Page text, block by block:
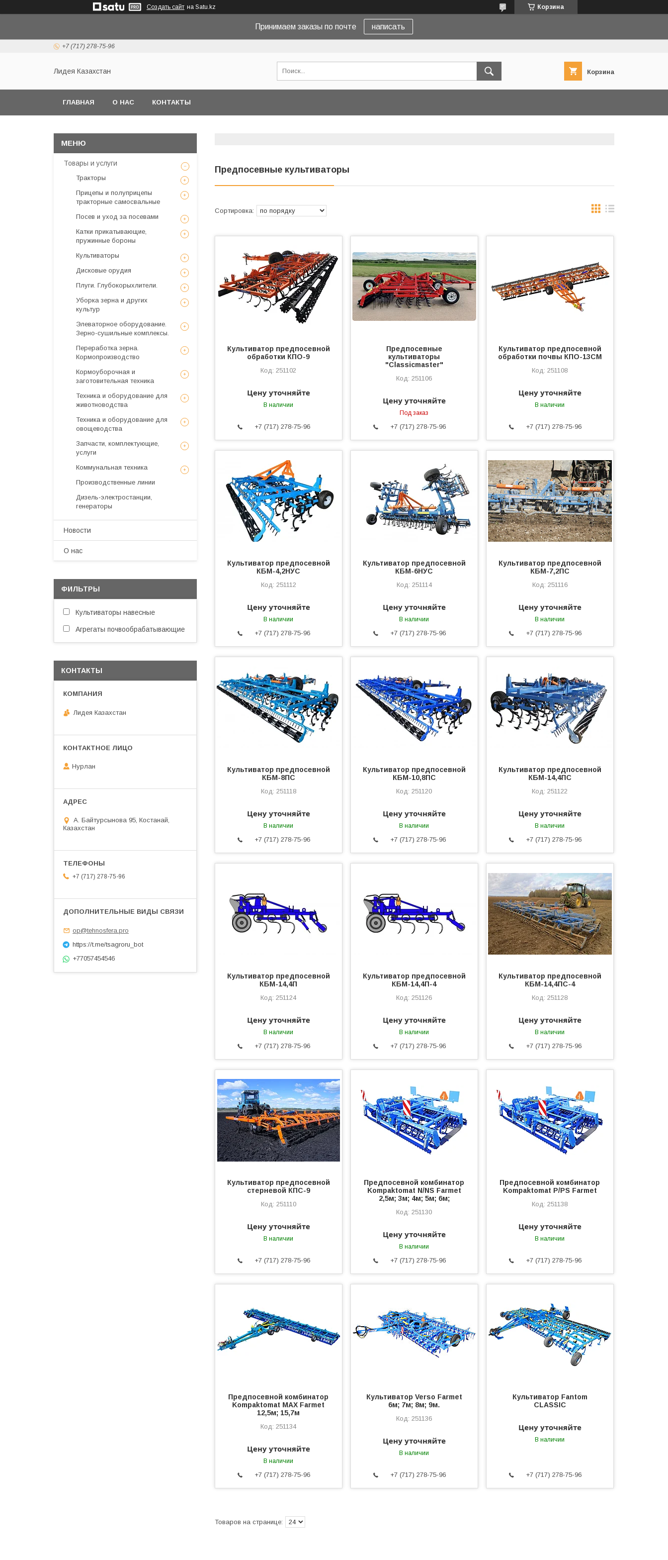
Создать сайт на Satu.kz Корзина
Принимаем заказы по почте написать
+7 (717) 278-75-96
Лидея Казахстан Корзина
ГЛАВНАЯ О НАС КОНТАКТЫ
Предпосевные культиваторы
Культиватор предпосевной
обработки КПО-9
251102
Цену уточняйте
В наличии
+7 (717) 278-75-96
Предпосевные
культиваторы
"Classicmaster"
251106
Цену уточняйте
Под заказ
+7 (717) 278-75-96
Культиватор предпосевной
обработки почвы КПО-13СМ
251108
Цену уточняйте
В наличии
+7 (717) 278-75-96
Культиватор предпосевной
КБМ-4,2НУС
251112
Цену уточняйте
В наличии
+7 (717) 278-75-96
Культиватор предпосевной
КБМ-6НУС
251114
Цену уточняйте
В наличии
+7 (717) 278-75-96
Культиватор предпосевной
КБМ-7,2ПС
251116
Цену уточняйте
В наличии
+7 (717) 278-75-96
Культиватор предпосевной
КБМ-8ПС
251118
Цену уточняйте
В наличии
+7 (717) 278-75-96
Культиватор предпосевной
КБМ-10,8ПС
251120
Цену уточняйте
В наличии
+7 (717) 278-75-96
Культиватор предпосевной
КБМ-14,4ПС
251122
Цену уточняйте
В наличии
+7 (717) 278-75-96
Культиватор предпосевной
КБМ-14,4П
251124
Цену уточняйте
В наличии
+7 (717) 278-75-96
Культиватор предпосевной
КБМ-14,4П-4
251126
Цену уточняйте
В наличии
+7 (717) 278-75-96
Культиватор предпосевной
КБМ-14,4ПС-4
251128
Цену уточняйте
В наличии
+7 (717) 278-75-96
Культиватор предпосевной
стерневой КПС-9
251110
Цену уточняйте
В наличии
+7 (717) 278-75-96
Предпосевной комбинатор
Kompaktomat N/NS Farmet
2,5м; 3м; 4м; 5м; 6м;
251130
Цену уточняйте
В наличии
+7 (717) 278-75-96
Предпосевной комбинатор
Kompaktomat P/PS Farmet
251138
Цену уточняйте
В наличии
+7 (717) 278-75-96
Предпосевной комбинатор
Kompaktomat MAX Farmet
12,5м; 15,7м
251134
Цену уточняйте
В наличии
+7 (717) 278-75-96
Культиватор Verso Farmet
6м; 7м; 8м; 9м.
251136
Цену уточняйте
В наличии
+7 (717) 278-75-96
Культиватор Fantom
CLASSIC
Цену уточняйте
В наличии
+7 (717) 278-75-96
Товары и услуги
Тракторы
Прицепы и полуприцепы
тракторные самосвальные
Посев и уход за посевами
Катки прикатывающие,
пружинные бороны
Культиваторы
Дисковые орудия
Плуги. Глубокорыхлители.
Уборка зерна и других
культур
Элеваторное оборудование.
Зерно-сушильные комплексы.
Переработка зерна.
Кормопроизводство
Кормоуборочная и
заготовительная техника
Техника и оборудование для
животноводства
Техника и оборудование для
овощеводства
Запчасти, комплектующие,
услуги
Коммунальная техника
Производственные линии
Дизель-электростанции,
генераторы
Новости
О нас
ФИЛЬТРЫ
Культиваторы навесные
Агрегаты почвообрабатывающие
КОНТАКТЫ
Лидея Казахстан
Нурлан
А. Байтурсынова 95, Костанай,
Казахстан
+7 (717) 278-75-96
op@tehnosfera.pro
https://t.me/tsagroru_bot
+77057454546